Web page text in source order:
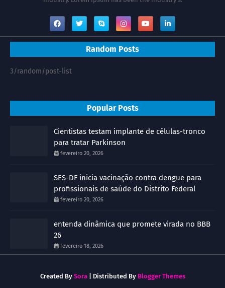
Random Posts
3/random/post-list
Popular Posts
Cientistas testam implante de células-tronco
para tratar Parkinson
fevereiro 20, 2026
SES-DF inicia vacinação contra dengue para
profissionais de saúde do Distrito Federal
fevereiro 20, 2026
entenda dinâmica que promete virada no BBB
26
fevereiro 18, 2026
Created By Sora| Distributed By Blogger Themes